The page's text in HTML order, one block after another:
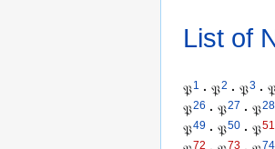
List of
𝔓1 · 𝔓2 · 𝔓3 ·
𝔓26 · 𝔓27 · 𝔓28
𝔓49 · 𝔓50 · 𝔓51
72 73 74